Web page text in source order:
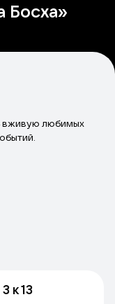
Босха»
вживую любимых
к 13